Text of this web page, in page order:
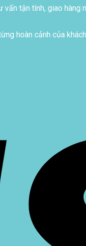
tận tình, giao hàng
hoàn cảnh của